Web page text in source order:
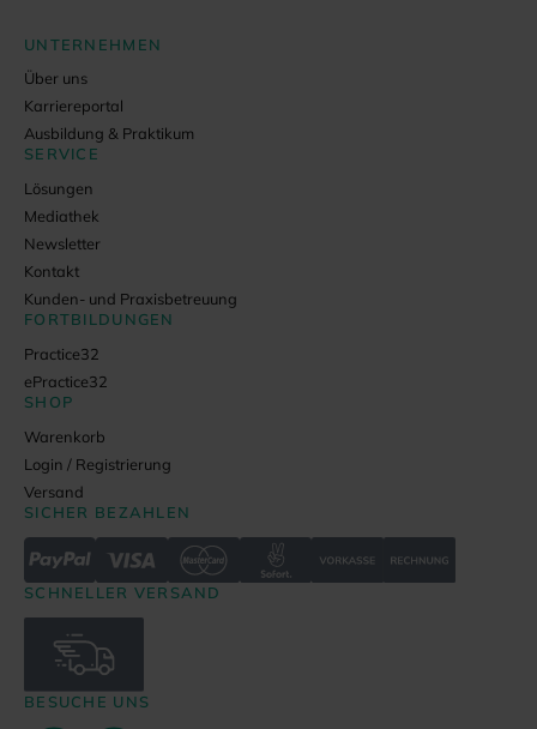
UNTERNEHMEN
Über uns
Karriereportal
Ausbildung & Praktikum
SERVICE
Lösungen
Mediathek
Newsletter
Kontakt
Kunden- und Praxisbetreuung
FORTBILDUNGEN
Practice32
ePractice32
SHOP
Warenkorb
Login / Registrierung
Versand
SICHER BEZAHLEN
SCHNELLER VERSAND
BESUCHE UNS